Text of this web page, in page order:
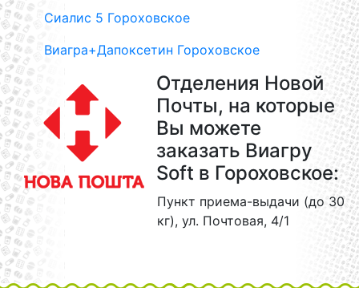
Сиалис 5 Гороховское
Виагра+Дапоксетин Гороховское
Отделения Новой
Почты, на которые
Вы можете
заказать Виагру
Soft в Гороховское:
Пункт приема-выдачи (до 30
кг), ул. Почтовая, 4/1